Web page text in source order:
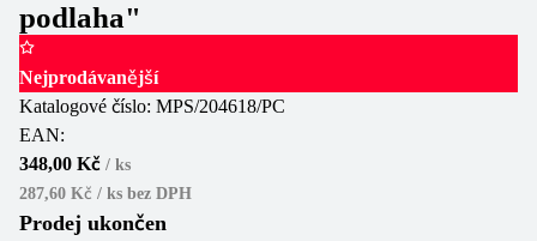
podlaha"
Nejprodávanější
Katalogové číslo: MPS/204618/PC
EAN:
348,00 Kč / ks
287,60 Kč / ks bez DPH
Prodej ukončen